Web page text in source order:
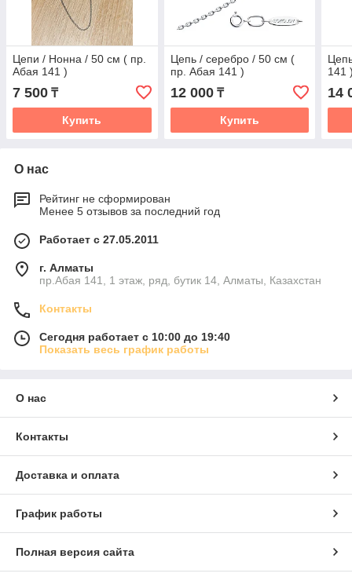
Цепи / Нонна / 50 см ( пр.
Абая 141 )
7 500 ₸
Купить
Цепь / серебро / 50 см (
пр. Абая 141 )
12 000₸
Купить
141
14
О нас
Рейтинг не сформирован
Менее 5 отзывов за последний год
Работает с 27.05.2011
г. Алматы
пр.Абая 141, 1 этаж, ряд, бутик 14, Алматы, Казахстан
Контакты
Сегодня работает с 10:00 до 19:40
Показать весь график работы
О нас
Контакты
Доставка и оплата
График работы
Полная версия сайта